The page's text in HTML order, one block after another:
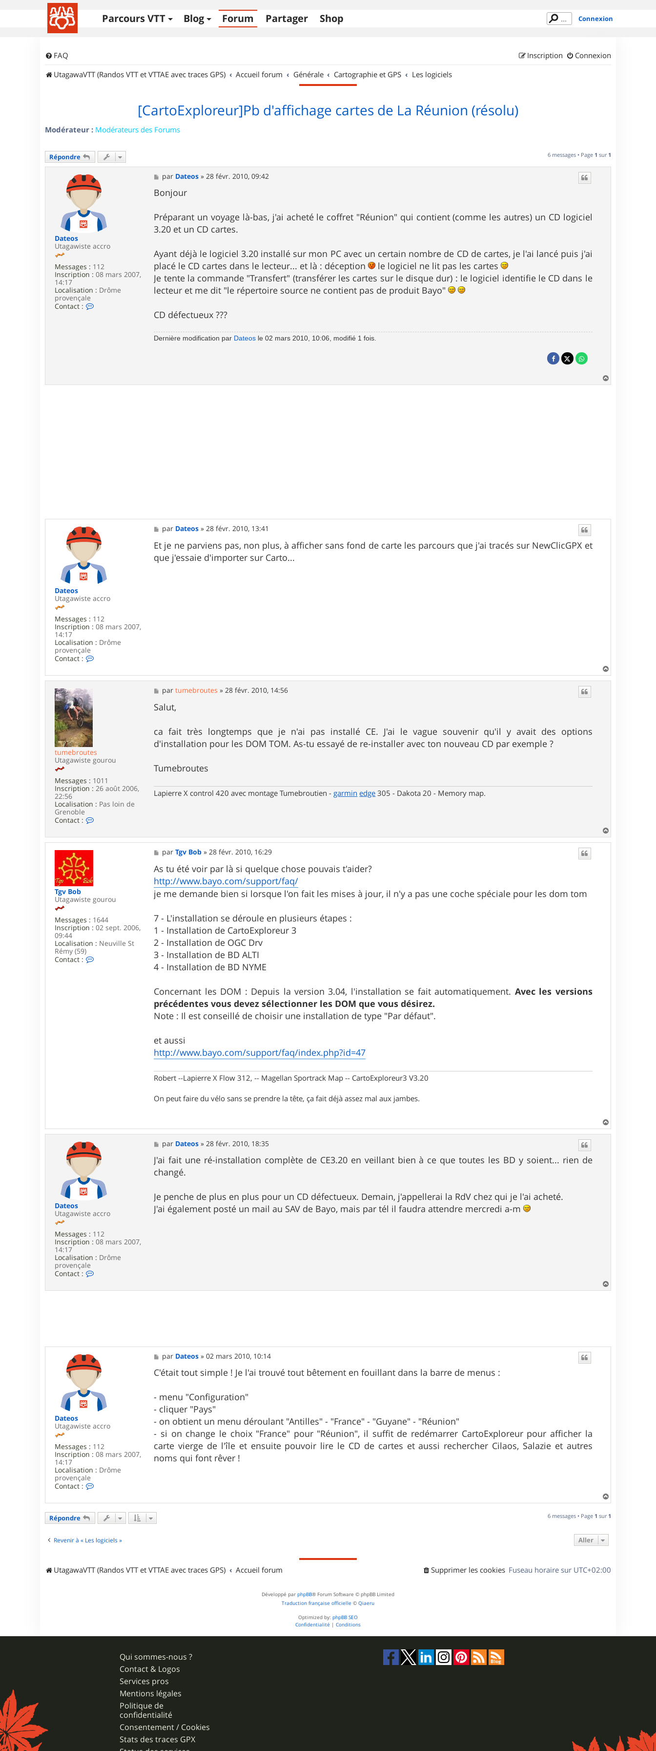
Parcours VTT Blog Forum Partager Shop Connexion
FAQ Connexion
Inscription
UtagawaVTT (Randos VTT et VTTAE avec traces GPS)
Accueil forum Générale Cartographie et GPS Les logiciels
[CartoExploreur]Pb d'affichage cartes de La Réunion (résolu)
Modérateur : Modérateurs des Forums
Répondre 6 messages • Page 1 sur 1
Dateos
Utagawiste accro
Messages : 112
Inscription : 08 mars 2007,
14:17
Localisation : Drôme
provençale
Contact :
a
M
e
s
s
g
e
par Dateos »28 févr. 2010, 09:42
Bonjour
Préparant un voyage là-bas, j'ai acheté le coffret "Réunion" qui contient (comme les autres) un CD logiciel
3.20 et un CD cartes.
Ayant déjà le logiciel 3.20 installé sur mon PC avec un certain nombre de CD de cartes, je l'ai lancé puis j'ai
placé le CD cartes dans le lecteur... et là : déception
le logiciel ne lit pas les cartes
Je tente la commande "Transfert" (transférer les cartes sur le disque dur) : le logiciel identifie le CD dans le
lecteur et me dit "le répertoire source ne contient pas de produit Bayo"
CD défectueux ???
Dernière modification par Dateos le 02 mars 2010, 10:06, modifié 1 fois.
a
Dateos
Utagawiste accro
Messages : 112
Inscription : 08 mars 2007,
14:17
Localisation : Drôme
provençale
Contact :
n
t
e
o
s
M
e
s
s
a
par Dateos »28 févr. 2010, 13:41
Et je ne parviens pas, non plus, à afficher sans fond de carte les parcours que j'ai tracés sur NewClicGPX et
que j'essaie d'importer sur Carto...
a
tumebroutes
Utagawiste gourou
Messages : 1011
Inscription : 26 août 2006,
22:56
Localisation : Pas loin de
Grenoble
Contact :
t
u
m
b
r
u
M
e
s
s
g
e
partumebroutes »28 févr. 2010, 14:56
Salut,
ca fait très longtemps que je n'ai pas installé CE. J'ai le vague souvenir qu'il y avait des options
d'installation pour les DOM TOM. As-tu essayé de re-installer avec ton nouveau CD par exemple ?
Tumebroutes
Lapierre X control 420 avec montage Tumebroutien - garmin edge 305 - Dakota 20 - Memory map.
a
Tgv Bob
Utagawiste gourou
Messages : 1644
Inscription : 02 sept. 2006,
09:44
Localisation : Neuville St
Rémy (59)
Contact :
M
e
s
s
a
g
e
parTgv Bob »28 févr. 2010, 16:29
As tu été voir par là si quelque chose pouvais t'aider?
http://www.bayo.com/support/faq/
je me demande bien si lorsque l'on fait les mises à jour, il n'y a pas une coche spéciale pour les dom tom
7 - L'installation se déroule en plusieurs étapes :
1 - Installation de CartoExploreur 3
2 - Installation de OGC Drv
3 - Installation de BD ALTI
4 - Installation de BD NYME
Concernant les DOM : Depuis la version 3.04, l'installation se fait automatiquement. Avec les versions
précédentes vous devez sélectionner les DOM que vous désirez.
Note : Il est conseillé de choisir une installation de type "Par défaut".
et aussi
http://www.bayo.com/support/faq/index.php?id=47
Robert --Lapierre X Flow 312, -- Magellan Sportrack Map -- CartoExploreur3 V3.20
On peut faire du vélo sans se prendre la tête, ça fait déjà assez mal aux jambes.
a
Dateos
Utagawiste accro
Messages : 112
Inscription : 08 mars 2007,
14:17
Localisation : Drôme
provençale
Contact :
t
e
o
s
M
e
s
s
a
par Dateos » 28 févr. 2010, 18:35
J'ai fait une ré-installation complète de CE3.20 en veillant bien à ce que toutes les BD y soient... rien de
changé.
Je penche de plus en plus pour un CD défectueux. Demain, j'appellerai la RdV chez qui je l'ai acheté.
J'ai également posté un mail au SAV de Bayo, mais par tél il faudra attendre mercredi a-m
a
Dateos
Utagawiste accro
Messages : 112
Inscription : 08 mars 2007,
14:17
Localisation : Drôme
provençale
Contact :
c
e
t
M
e
s
s
g
e
par Dateos »02 mars 2010, 10:14
C'était tout simple ! Je l'ai trouvé tout bêtement en fouillant dans la barre de menus :
- menu "Configuration"
- cliquer "Pays"
- on obtient un menu déroulant "Antilles" - "France" - "Guyane" - "Réunion"
- si on change le choix "France" pour "Réunion", il suffit de redémarrer CartoExploreur pour afficher la
carte vierge de l'île et ensuite pouvoir lire le CD de cartes et aussi rechercher Cilaos, Salazie et autres
noms qui font rêver !
a
t
Répondre 6 messages • Page 1 sur 1
Revenir à « Les logiciels » Aller
UtagawaVTT (Randos VTT et VTTAE avec traces GPS) Accueil forum Fuseau horaire sur UTC+02:00
Supprimer les cookies
Développé par phpBB® Forum Software © phpBB Limited
Traduction française officielle © Qiaeru
Optimized by: phpBB SEO
Confidentialité | Conditions
Qui sommes-nous ?
Contact & Logos
Services pros
Mentions légales
Politique de
confidentialité
Consentement / Cookies
Stats des traces GPX